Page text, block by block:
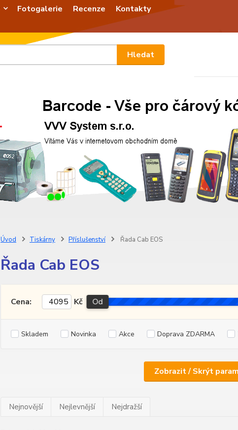
Fotogalerie Recenze Kontakty
Hledat
Úvod Tiskárny Příslušenství Řada Cab EOS
Řada Cab EOS
Zobrazit / Skrýt
Cena: Kč Od
Skladem Novinka Akce Doprava ZDARMA
Nejnovější Nejlevnější Nejdražší